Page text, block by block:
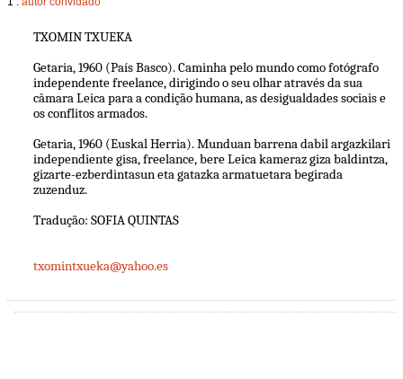
TXOMIN TXUEKA
Getaria, 1960 (País Basco). Caminha pelo mundo como fotógrafo
independente freelance, dirigindo o seu olhar através da sua
câmara Leica para a condição humana, as desigualdades sociais e
os conflitos armados.
Getaria, 1960 (Euskal Herria). Munduan barrena dabil argazkilari
independiente gisa, freelance, bere Leica kameraz giza baldintza,
gizarte-ezberdintasun eta gatazka armatuetara begirada
zuzenduz.
Tradução: SOFIA QUINTAS
txomintxueka@yahoo.es